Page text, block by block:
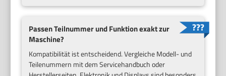
Passen Teilnummer und Funktion exakt zur
Maschine?
Kompatibilität ist entscheidend. Vergleiche Modell- und
Teilenummern mit dem Servicehandbuch oder